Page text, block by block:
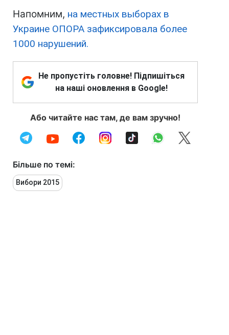
Напомним, на местных выборах в
Украине ОПОРА зафиксировала более
1000 нарушений.
Не пропустіть головне! Підпишіться
на наші оновлення в Google!
Або читайте нас там, де вам зручно!
Більше по темі:
Вибори 2015